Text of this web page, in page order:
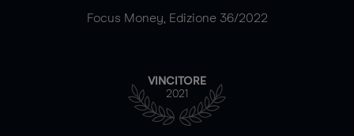
Focus Money, Edizione 36/2022
VINCITORE
2021